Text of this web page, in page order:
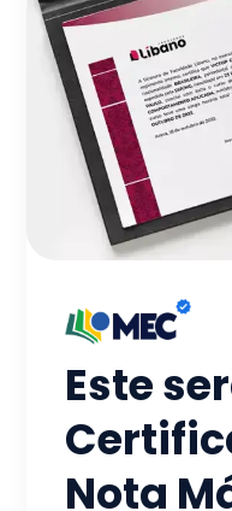
Este
Nota